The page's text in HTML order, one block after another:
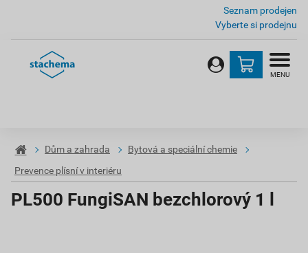
Seznam prodejen
Vyberte si prodejnu
MENU
Dům a zahrada
Bytová a speciální chemie
Prevence plísní v interiéru
PL500 FungiSAN bezchlorový 1 l